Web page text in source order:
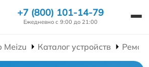
+7 (800) 101-14-79
Ежедневно с 9:00 до 21:00
Meizu Каталог устройств